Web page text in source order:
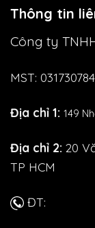
Thông tin
Công ty
MST:
Địa chỉ 1: 149
Địa chỉ 2: 20
TP HCM
ĐT: